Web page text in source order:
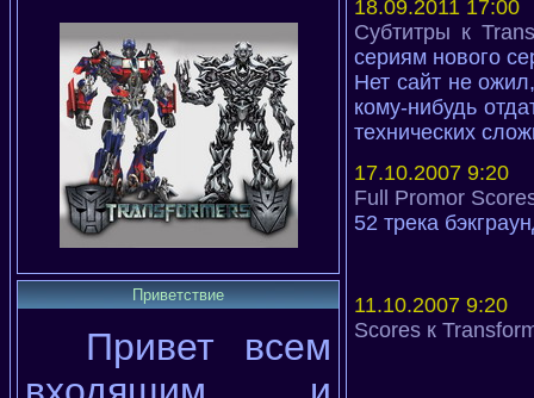
18.09.2011 17:00
Субтитры к
сериям нового
Нет сайт не
кому-нибудь
технических
17.10.2007 9:20
Full Promor
52 трека
11.10.2007 9:20
Scores к
Приветствие
Привет всем